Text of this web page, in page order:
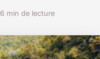
6 min de lecture